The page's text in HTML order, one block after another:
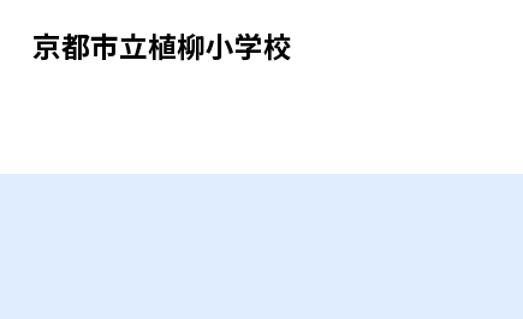
京都市立植柳小学校